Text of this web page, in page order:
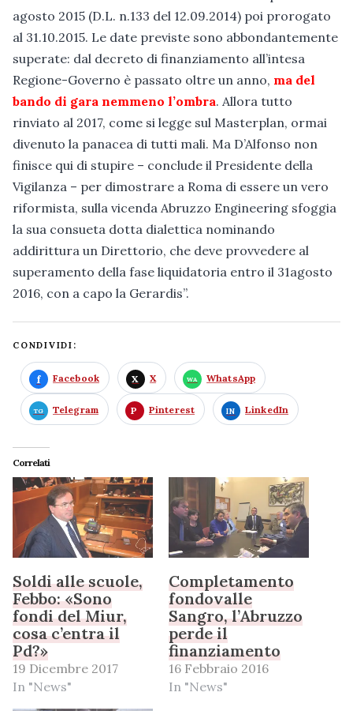
agosto 2015 (D.L. n.133 del 12.09.2014) poi prorogato
al 31.10.2015. Le date previste sono abbondantemente
superate: dal decreto di finanziamento all’intesa
Regione-Governo è passato oltre un anno, ma del
bando di gara nemmeno l’ombra. Allora tutto
rinviato al 2017, come si legge sul Masterplan, ormai
divenuto la panacea di tutti mali. Ma D’Alfonso non
finisce qui di stupire – conclude il Presidente della
Vigilanza – per dimostrare a Roma di essere un vero
riformista, sulla vicenda Abruzzo Engineering sfoggia
la sua consueta dotta dialettica nominando
addirittura un Direttorio, che deve provvedere al
superamento della fase liquidatoria entro il 31agosto
2016, con a capo la Gerardis”.
CONDIVIDI:
Facebook X WhatsApp
Telegram Pinterest LinkedIn
Correlati
Soldi alle scuole,
Febbo: «Sono
fondi del Miur,
cosa c’entra il
Pd?»
19 Dicembre 2017
In "News"
Completamento
fondovalle
Sangro, l’Abruzzo
perde il
finanziamento
16 Febbraio 2016
In "News"